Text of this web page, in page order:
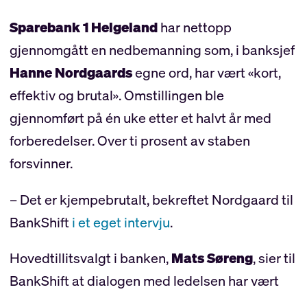
Sparebank 1 Helgelandhar nettopp
gjennomgått en nedbemanning som, i banksjef
Hanne Nordgaardsegne ord, har vært «kort,
effektiv og brutal». Omstillingen ble
gjennomført på én uke etter et halvt år med
forberedelser. Over ti prosent av staben
forsvinner.
– Det er kjempebrutalt, bekreftet Nordgaard til
BankShifti et eget intervju.
Hovedtillitsvalgt i banken,Mats Søreng, sier til
BankShift at dialogen med ledelsen har vært